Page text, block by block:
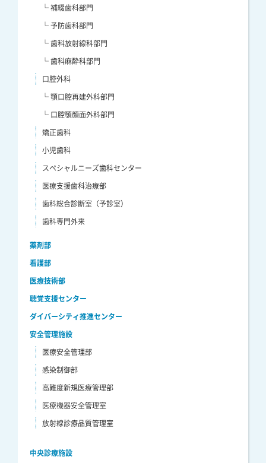
└ 補綴歯科部門
└ 予防歯科部門
└ 歯科放射線科部門
└ 歯科麻酔科部門
口腔外科
└ 顎口腔再建外科部門
└ 口腔顎顔面外科部門
矯正歯科
小児歯科
スペシャルニーズ歯科センター
医療支援歯科治療部
歯科総合診断室（予診室）
歯科専門外来
薬剤部
看護部
医療技術部
聴覚支援センター
ダイバーシティ推進センター
安全管理施設
医療安全管理部
感染制御部
高難度新規医療管理部
医療機器安全管理室
放射線診療品質管理室
中央診療施設